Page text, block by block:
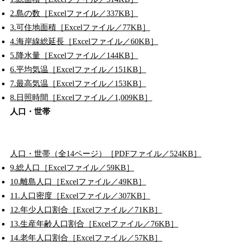
2.島の数［Excelファイル／337KB］
3.可住地面積［Excelファイル／77KB］
4.海岸線総延長［Excelファイル／60KB］
5.降水量［Excelファイル／144KB］
6.平均気温［Excelファイル／151KB］
7.最高気温［Excelファイル／153KB］
8.日照時間［Excelファイル／1,009KB］
人口・世帯
人口・世帯（全14ページ）［PDFファイル／524KB］
9.総人口［Excelファイル／59KB］
10.離島人口［Excelファイル／49KB］
11.人口密度［Excelファイル／307KB］
12.年少人口割合［Excelファイル／71KB］
13.生産年齢人口割合［Excelファイル／76KB］
14.老年人口割合［Excelファイル／57KB］